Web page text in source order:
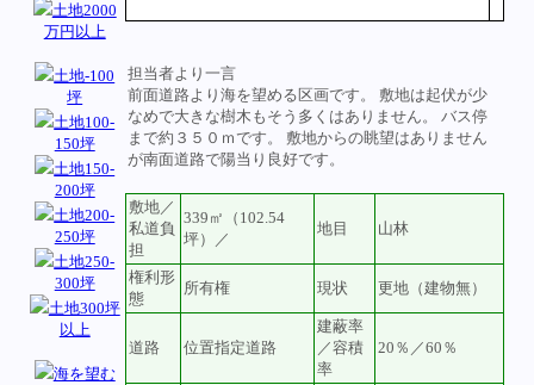
土地2000
万円以上
土地-100
坪
土地100-
150坪
土地150-
200坪
土地200-
250坪
土地250-
300坪
土地300坪
以上
海を望む
担当者より一言
前面道路より海を望める区画です。 敷地は起伏が少
なめで大きな樹木もそう多くはありません。 バス停
まで約３５０ｍです。 敷地からの眺望はありません
が南面道路で陽当り良好です。
敷地／
私道負
担
339㎡（102.54
坪）／
地目 山林
権利形
態
所有権 現状 更地（建物無）
道路 位置指定道路
建蔽率
／容積
率
20％／60％